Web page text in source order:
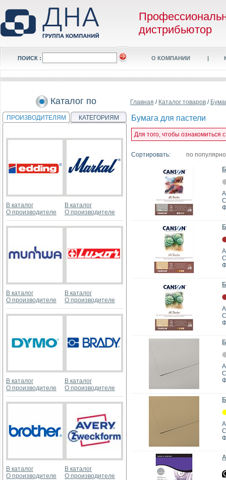
дистрибьютор
ПОИСК : О КОМПАНИИ |
Каталог по
ПРОИЗВОДИТЕЛЯМ КАТЕГОРИЯМ
В каталог
О производителе
В каталог
О производителе
В каталог
О производителе
В каталог
О производителе
В каталог
О производителе
В каталог
О производителе
В каталог
О производителе
В каталог
О производителе
Главная / Каталог товаров /
Бумага для пастели
Для того, чтобы ознакомиться
Сортировать: по